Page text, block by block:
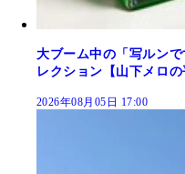
大ブーム中の「写ルン
レクション【山下メロの
2026年08月05日 17:00